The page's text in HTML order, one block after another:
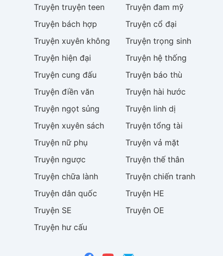
Truyện truyện teen Truyện đam mỹ
Truyện bách hợp Truyện cổ đại
Truyện xuyên không Truyện trọng sinh
Truyện hiện đại Truyện hệ thống
Truyện cung đấu Truyện báo thù
Truyện điền văn Truyện hài hước
Truyện ngọt sủng Truyện linh dị
Truyện xuyên sách Truyện tổng tài
Truyện nữ phụ Truyện vả mặt
Truyện ngược Truyện thế thân
Truyện chữa lành Truyện chiến tranh
Truyện dân quốc Truyện HE
Truyện SE Truyện OE
Truyện hư cấu